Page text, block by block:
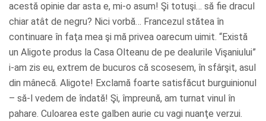
acestă opinie dar asta e, mi-o asum! Şi totuşi… să fie dracul
chiar atât de negru? Nici vorbă… Francezul stătea în
continuare în faţa mea şi mă privea oarecum uimit. “Există
un Aligote produs la Casa Olteanu de pe dealurile Vişaniului”
i-am zis eu, extrem de bucuros că scosesem, în sfârşit, asul
din mânecă. Aligote! Exclamă foarte satisfăcut burguinionul
– să-l vedem de îndată! Şi, împreună, am turnat vinul în
pahare. Culoarea este galben aurie cu vagi nuanţe verzui.